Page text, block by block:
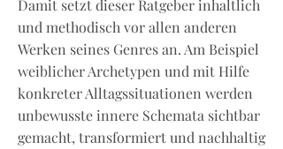
Damit setzt dieser Ratgeber inhaltlich
und methodisch vor allen anderen
Werken seines Genres an. Am Beispiel
weiblicher Archetypen und mit Hilfe
konkreter Alltagssituationen werden
unbewusste innere Schemata sichtbar
gemacht, transformiert und nachhaltig